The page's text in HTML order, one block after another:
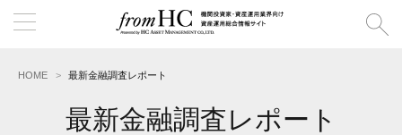
HOME 最新金融調査レポート
最新金融調査レポート